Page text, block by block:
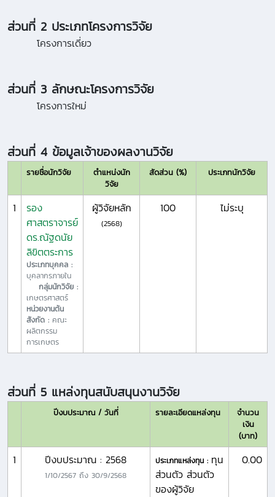
ส่วนที่ 2 ประเภทโครงการวิจัย
โครงการเดี่ยว
ส่วนที่ 3 ลักษณะโครงการวิจัย
โครงการใหม่
ส่วนที่ 4 ข้อมูลเจ้าของผลงานวิจัย
รายชื่อนักวิจัย
ตำแหน่งนัก
วิจัย
สัดส่วน (%) ประเภทนักวิจัย
1
รอง
ศาสตราจารย์
ดร.ณัฐดนัย
ลิขิตตระการ
ประเภทบุคคล :
บุคลากรภายใน
กลุ่มนักวิจัย :
เกษตรศาสตร์
หน่วยงานต้น
สังกัด : คณะ
ผลิตกรรม
การเกษตร
ผู้วิจัยหลัก
(2568)
100 ไม่ระบุ
ส่วนที่ 5 แหล่งทุนสนับสนุนงานวิจัย
ปีงบประมาณ / วันที่ รายละเอียดแหล่งทุน
จำนวน
เงิน
(บาท)
1 ปีงบประมาณ : 2568
1/10/2567 ถึง 30/9/2568
ประเภทแหล่งทุน : ทุน
ส่วนตัว ส่วนตัว
ของผู้วิจัย
0.00